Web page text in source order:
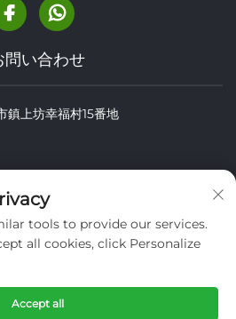
問い合わせ
鎮上坊幸福村15番地
CO.,LTD.
プライバシー
tools to provide our services.
all cookies, click Personalize
Accept all